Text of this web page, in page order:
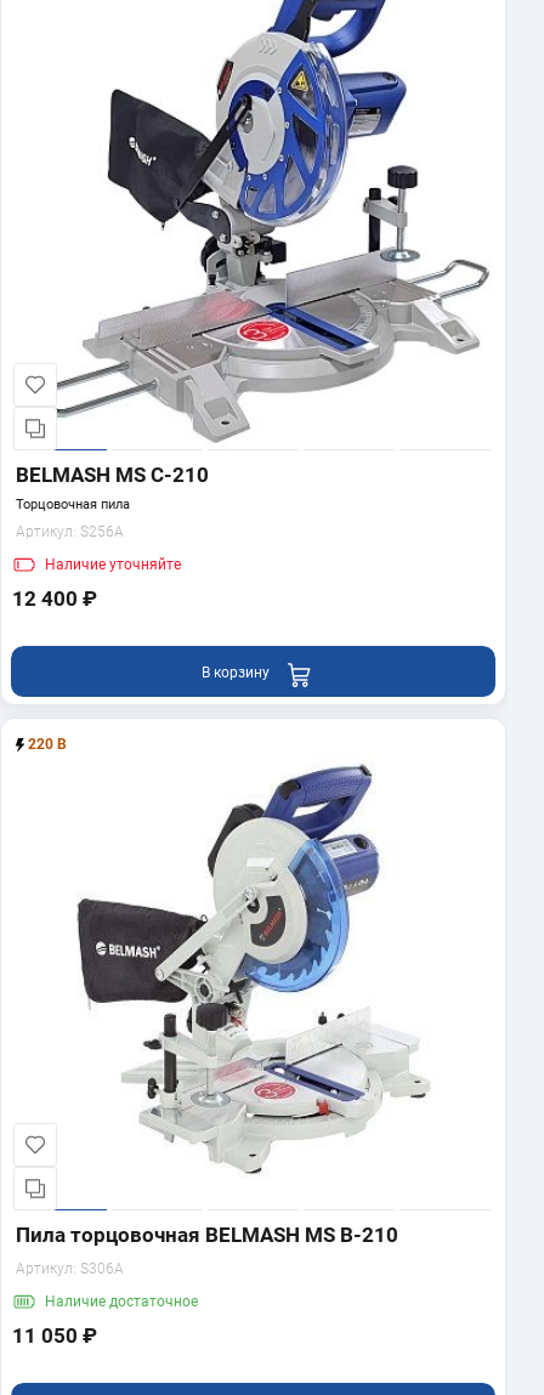
BELMASH MS C-210
Торцовочная пила
Артикул: S256A
Наличие уточняйте
12 400 ₽
В корзину
220 В
Пила торцовочная BELMASH MS B-210
Артикул: S306A
Наличие достаточное
11 050 ₽